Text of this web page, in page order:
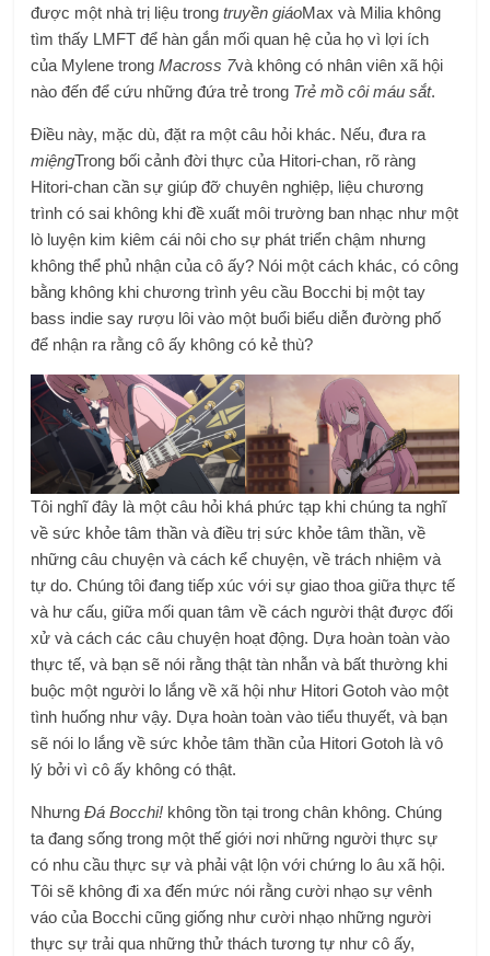
được một nhà trị liệu trongtruyền giáoMax và Milia không
tìm thấy LMFT để hàn gắn mối quan hệ của họ vì lợi ích
của Mylene trongMacross 7và không có nhân viên xã hội
nào đến để cứu những đứa trẻ trong Trẻ mồ côi máu sắt.
Điều này, mặc dù, đặt ra một câu hỏi khác. Nếu, đưa ra
miệngTrong bối cảnh đời thực của Hitori-chan, rõ ràng
Hitori-chan cần sự giúp đỡ chuyên nghiệp, liệu chương
trình có sai không khi đề xuất môi trường ban nhạc như một
lò luyện kim kiêm cái nôi cho sự phát triển chậm nhưng
không thể phủ nhận của cô ấy? Nói một cách khác, có công
bằng không khi chương trình yêu cầu Bocchi bị một tay
bass indie say rượu lôi vào một buổi biểu diễn đường phố
để nhận ra rằng cô ấy không có kẻ thù?
Tôi nghĩ đây là một câu hỏi khá phức tạp khi chúng ta nghĩ
về sức khỏe tâm thần và điều trị sức khỏe tâm thần, về
những câu chuyện và cách kể chuyện, về trách nhiệm và
tự do. Chúng tôi đang tiếp xúc với sự giao thoa giữa thực tế
và hư cấu, giữa mối quan tâm về cách người thật được đối
xử và cách các câu chuyện hoạt động. Dựa hoàn toàn vào
thực tế, và bạn sẽ nói rằng thật tàn nhẫn và bất thường khi
buộc một người lo lắng về xã hội như Hitori Gotoh vào một
tình huống như vậy. Dựa hoàn toàn vào tiểu thuyết, và bạn
sẽ nói lo lắng về sức khỏe tâm thần của Hitori Gotoh là vô
lý bởi vì cô ấy không có thật.
NhưngĐá Bocchi! không tồn tại trong chân không. Chúng
ta đang sống trong một thế giới nơi những người thực sự
có nhu cầu thực sự và phải vật lộn với chứng lo âu xã hội.
Tôi sẽ không đi xa đến mức nói rằng cười nhạo sự vênh
váo của Bocchi cũng giống như cười nhạo những người
thực sự trải qua những thử thách tương tự như cô ấy,